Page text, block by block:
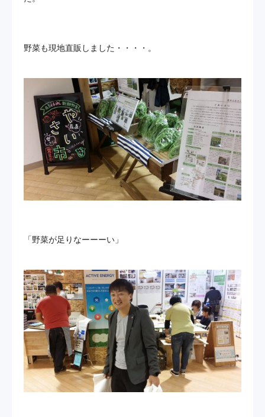
野菜も現地直販しました・・・・。
「野菜が足りなーーーい」